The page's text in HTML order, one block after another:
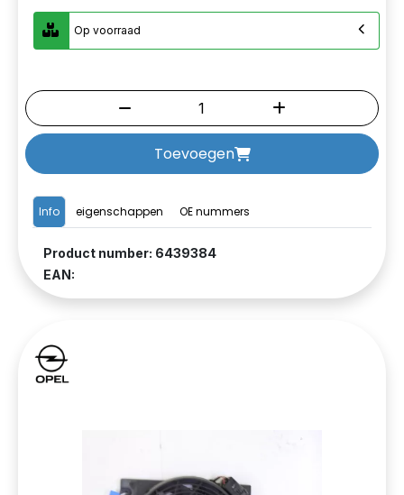
Info eigenschappen OE nummers
Product number: 6439384
EAN:
Op voorraad
Toevoegen